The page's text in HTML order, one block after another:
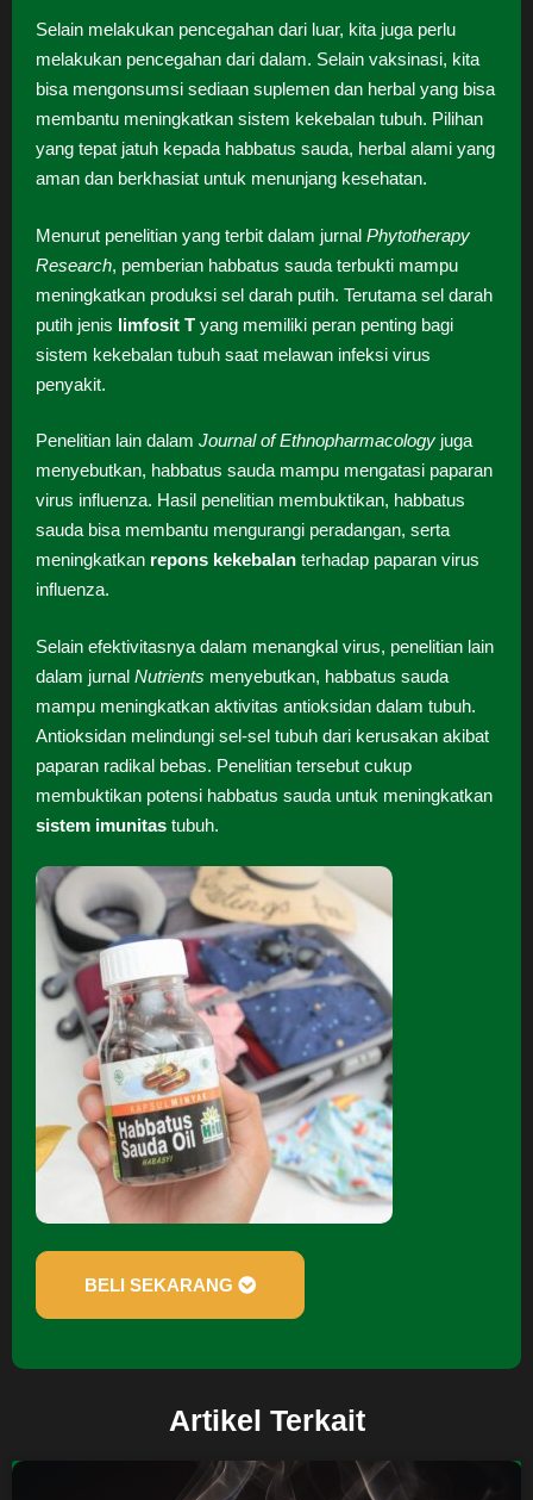
Selain melakukan pencegahan dari luar, kita juga perlu
melakukan pencegahan dari dalam. Selain vaksinasi, kita
bisa mengonsumsi sediaan suplemen dan herbal yang bisa
membantu meningkatkan sistem kekebalan tubuh. Pilihan
yang tepat jatuh kepada habbatus sauda, herbal alami yang
aman dan berkhasiat untuk menunjang kesehatan.
Menurut penelitian yang terbit dalam jurnal Phytotherapy
Research, pemberian habbatus sauda terbukti mampu
meningkatkan produksi sel darah putih. Terutama sel darah
putih jenis limfosit T yang memiliki peran penting bagi
sistem kekebalan tubuh saat melawan infeksi virus
penyakit.
Penelitian lain dalam Journal of Ethnopharmacology juga
menyebutkan, habbatus sauda mampu mengatasi paparan
virus influenza. Hasil penelitian membuktikan, habbatus
sauda bisa membantu mengurangi peradangan, serta
meningkatkan repons kekebalan terhadap paparan virus
influenza.
Selain efektivitasnya dalam menangkal virus, penelitian lain
dalam jurnal Nutrients menyebutkan, habbatus sauda
mampu meningkatkan aktivitas antioksidan dalam tubuh.
Antioksidan melindungi sel-sel tubuh dari kerusakan akibat
paparan radikal bebas. Penelitian tersebut cukup
membuktikan potensi habbatus sauda untuk meningkatkan
sistem imunitas tubuh.
BELI SEKARANG
Artikel Terkait